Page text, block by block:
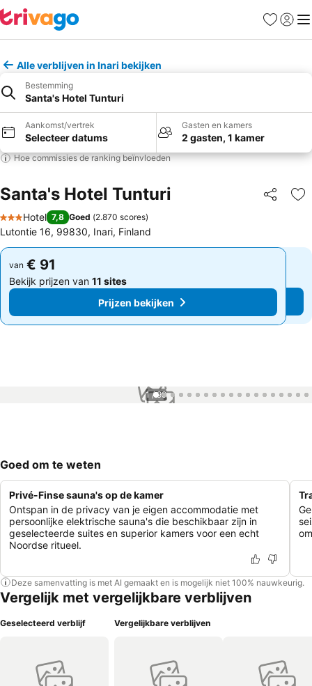
Favorieten
Alle verblijven in Inari bekijken
Bestemming
Santa's Hotel Tunturi
Aankomst/vertrek
Selecteer datums
Gasten en kamers
2 gasten, 1 kamer
Hoe commissies de ranking beïnvloeden
Santa's Hotel Tunturi Delen
3 Sterren
Hotel 7,8 Goed (2.870 scores)
Lutontie 16, 99830, Inari, Finland
van € 91
Bekijk prijzen van 11 sites
Prijzen bekijken
van € 91
Bekijk prijzen van 11 sites
Prijzen bekijken
1 / 99
Goed om te weten
Privé-Finse sauna's op de kamer
Ontspan in de privacy van je eigen accommodatie met
persoonlijke elektrische sauna's die beschikbaar zijn in
geselecteerde suites en superior kamers voor een echt
Noordse ritueel.
Deze samenvatting is met AI gemaakt en is mogelijk niet 100% nauwkeurig.
Vergelijk met vergelijkbare verblijven
Geselecteerd verblijf Vergelijkbare verblijven